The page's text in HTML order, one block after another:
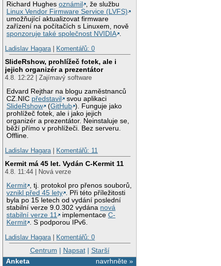
Richard Hughesoznámil
, že službu
Linux Vendor Firmware Service (LVFS)
umožňující aktualizovat firmware
zařízení na počítačích s Linuxem, nově
sponzoruje také společnost NVIDIA .
Ladislav Hagara| Komentářů: 0
SlideRshow, prohlížeč fotek, ale i
jejich organizér a prezentátor
4.8. 12:22 | Zajímavý software
Edvard Rejthar na blogu zaměstnanců
CZ.NIC představil
svou aplikaci
SlideRshow
(GitHub ). Funguje jako
prohlížeč fotek, ale i jako jejich
organizér a prezentátor. Neinstaluje se,
běží přímo v prohlížeči. Bez serveru.
Offline.
Ladislav Hagara| Komentářů: 11
Kermit má 45 let. Vydán C-Kermit 11
4.8. 11:44 | Nová verze
Kermit , tj. protokol pro přenos souborů,
vznikl před 45 lety . Při této příležitosti
byla po 15 letech od vydání poslední
stabilní verze 9.0.302 vydána nová
stabilní verze 11
implementaceC-
Kermit . S podporou IPv6.
Ladislav Hagara| Komentářů: 0
Centrum | Napsat| Starší
navrhněte »
Anketa